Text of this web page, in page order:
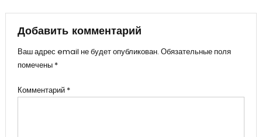
записям
Добавить комментарий
Ваш адрес email не будет опубликован. Обязательные поля
помечены *
Комментарий *